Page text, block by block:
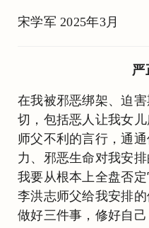
宋学军 2025年3月
严
在我被邪恶绑架、迫
切，包括恶人让我女
师父不利的言行，通
力、邪恶生命对我安
我要从根本上全盘否
李洪志师父给我安排
做好三件事，修好自己